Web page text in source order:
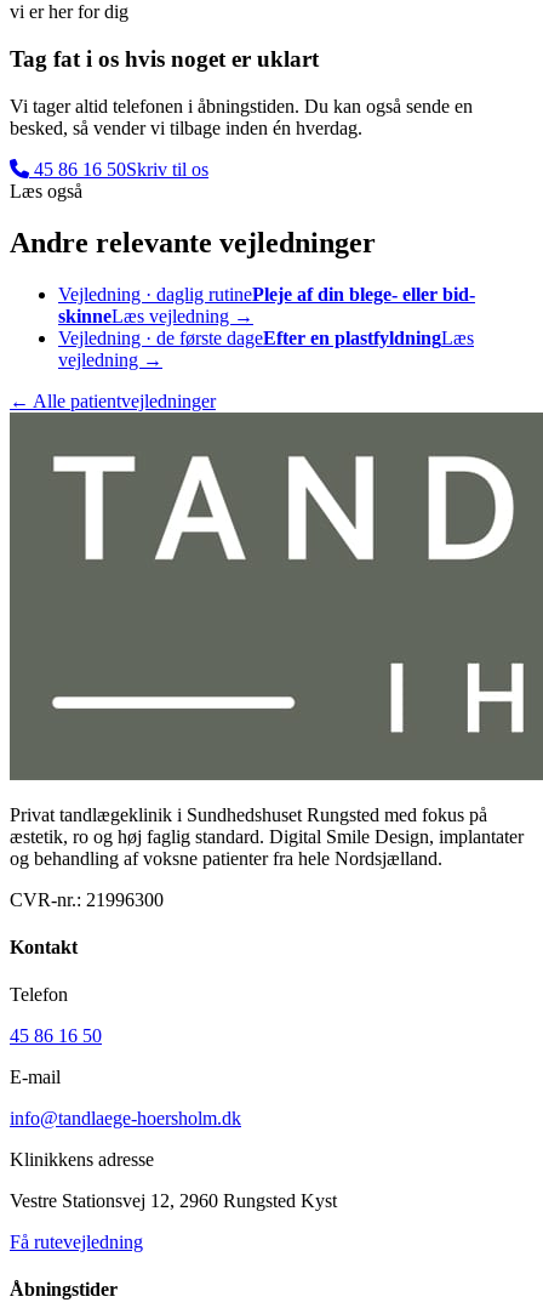
vi er her for dig
Tag fat i os hvis noget er uklart
Vi tager altid telefonen i åbningstiden. Du kan også sende en
besked, så vender vi tilbage inden én hverdag.
45 86 16 50Skriv til os
Læs også
Andre relevante vejledninger
Vejledning · daglig rutinePleje af din blege- eller bid-
skinneLæs vejledning →
Vejledning · de første dageEfter en plastfyldningLæs
vejledning →
← Alle patientvejledninger
Privat tandlægeklinik i Sundhedshuset Rungsted med fokus på
æstetik, ro og høj faglig standard. Digital Smile Design, implantater
og behandling af voksne patienter fra hele Nordsjælland.
CVR-nr.: 21996300
Kontakt
Telefon
45 86 16 50
E-mail
info@tandlaege-hoersholm.dk
Klinikkens adresse
Vestre Stationsvej 12, 2960 Rungsted Kyst
Få rutevejledning
Åbningstider